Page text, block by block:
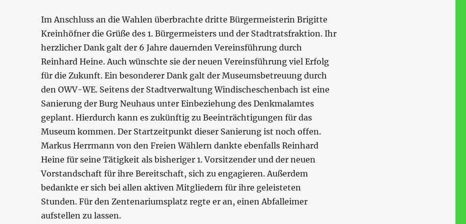
Im Anschluss an die Wahlen überbrachte dritte Bürgermeisterin Brigitte
Kreinhöfner die Grüße des 1. Bürgermeisters und der Stadtratsfraktion. Ihr
herzlicher Dank galt der 6 Jahre dauernden Vereinsführung durch
Reinhard Heine. Auch wünschte sie der neuen Vereinsführung viel Erfolg
für die Zukunft. Ein besonderer Dank galt der Museumsbetreuung durch
den OWV-WE. Seitens der Stadtverwaltung Windischeschenbach ist eine
Sanierung der Burg Neuhaus unter Einbeziehung des Denkmalamtes
geplant. Hierdurch kann es zukünftig zu Beeinträchtigungen für das
Museum kommen. Der Startzeitpunkt dieser Sanierung ist noch offen.
Markus Herrmann von den Freien Wählern dankte ebenfalls Reinhard
Heine für seine Tätigkeit als bisheriger 1. Vorsitzender und der neuen
Vorstandschaft für ihre Bereitschaft, sich zu engagieren. Außerdem
bedankte er sich bei allen aktiven Mitgliedern für ihre geleisteten
Stunden. Für den Zentenariumsplatz regte er an, einen Abfalleimer
aufstellen zu lassen.